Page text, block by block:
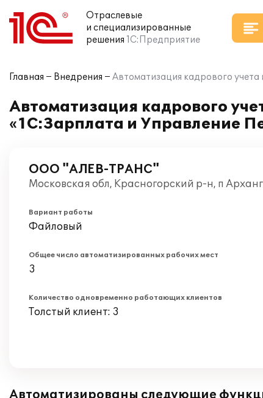
Отраслевые
и специализированные
решения 1С:Предприятие
Главная Внедрения Автоматизация кадрового
Автоматизация кадрового
«1С:Зарплата и Управление
ООО "АЛЕВ-ТРАНС"
Московская обл, Красногорский р-н, п
Вариант работы
Файловый
Общее число автоматизированных рабочих мест
3
Количество одновременно работающих клиентов
Толстый клиент: 3
Автоматизированы следующие